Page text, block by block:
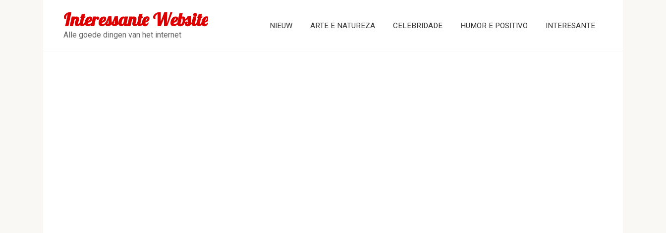
Interessante Website
Alle goede dingen van het internet
NIEUW ARTE E NATUREZA CELEBRIDADE HUMOR E POSITIVO INTERESANTE